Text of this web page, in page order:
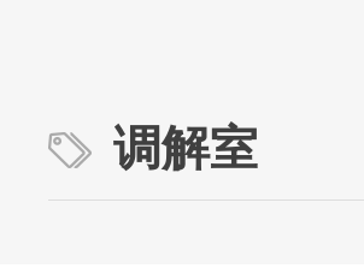
调解室